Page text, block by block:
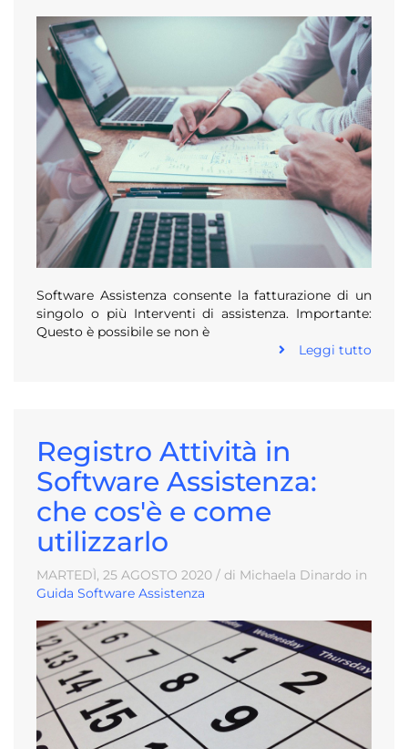
Software Assistenza consente la fatturazione di un
singolo o più Interventi di assistenza. Importante:
Questo è possibile se non è
Leggi tutto
Registro Attività in
Software Assistenza:
che cos'è e come
utilizzarlo
MARTEDÌ, 25 AGOSTO 2020 / di Michaela Dinardo in
Guida Software Assistenza